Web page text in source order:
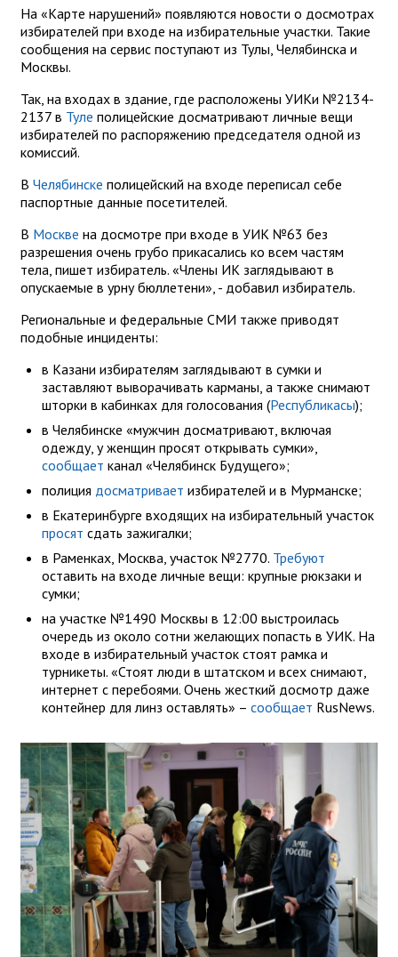
На «Карте нарушений» появляются новости о досмотрах
избирателей при входе на избирательные участки. Такие
сообщения на сервис поступают из Тулы, Челябинска и
Москвы.
Так, на входах в здание, где расположены УИКи №2134-
2137 в Туле полицейские досматривают личные вещи
избирателей по распоряжению председателя одной из
комиссий.
В Челябинске полицейский на входе переписал себе
паспортные данные посетителей.
В Москве на досмотре при входе в УИК №63 без
разрешения очень грубо прикасались ко всем частям
тела, пишет избиратель. «Члены ИК заглядывают в
опускаемые в урну бюллетени», - добавил избиратель.
Региональные и федеральные СМИ также приводят
подобные инциденты:
в Казани избирателям заглядывают в сумки и
заставляют выворачивать карманы, а также снимают
шторки в кабинках для голосования (Республикасы);
в Челябинске «мужчин досматривают, включая
одежду, у женщин просят открывать сумки»,
сообщает канал «Челябинск Будущего»;
полиция досматривает избирателей и в Мурманске;
в Екатеринбурге входящих на избирательный участок
просят сдать зажигалки;
в Раменках, Москва, участок №2770. Требуют
оставить на входе личные вещи: крупные рюкзаки и
сумки;
на участке №1490 Москвы в 12:00 выстроилась
очередь из около сотни желающих попасть в УИК. На
входе в избирательный участок стоят рамка и
турникеты. «Стоят люди в штатском и всех снимают,
интернет с перебоями. Очень жесткий досмотр даже
контейнер для линз оставлять» – сообщает RusNews.